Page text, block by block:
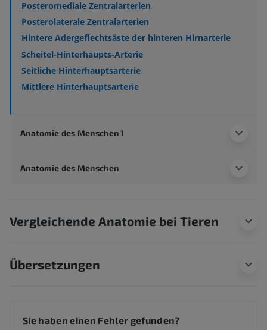
Posteromediale Zentralarterien
Posterolaterale Zentralarterien
Hintere Adergeflechtsäste der hinteren Hirnarterie
Scheitel-Hinterhaupts-Arterie
Seitliche Hinterhauptsarterie
Mittlere Hinterhauptsarterie
Anatomie des Menschen 1
Anatomie des Menschen
Vergleichende Anatomie bei Tieren
Übersetzungen
Sie haben einen Fehler gefunden?